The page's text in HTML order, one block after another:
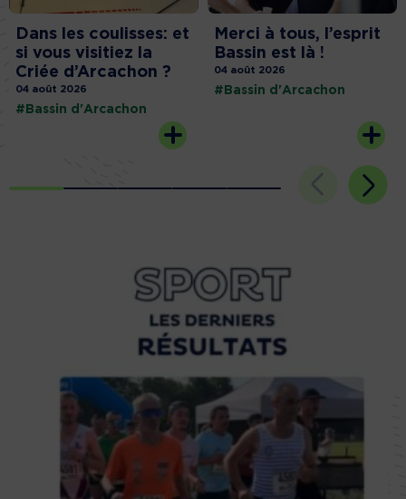
Dans les coulisses: et
si vous visitiez la
Criée d’Arcachon ?
04 août 2026
#Bassin d'Arcachon
Merci à tous, l’esprit
Bassin est là !
04 août 2026
#Bassin d'Arcachon